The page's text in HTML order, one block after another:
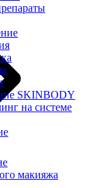
макияжа
SKINBODY
на системе